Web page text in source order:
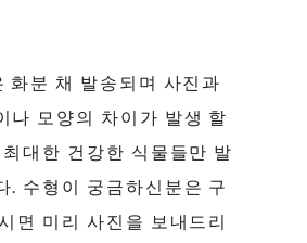
화분 채 발송되며 사진과
나 모양의 차이가 발생 할
대한 건강한 식물들만 발
. 수형이 궁금하신분은 구
면 미리 사진을 보내드리